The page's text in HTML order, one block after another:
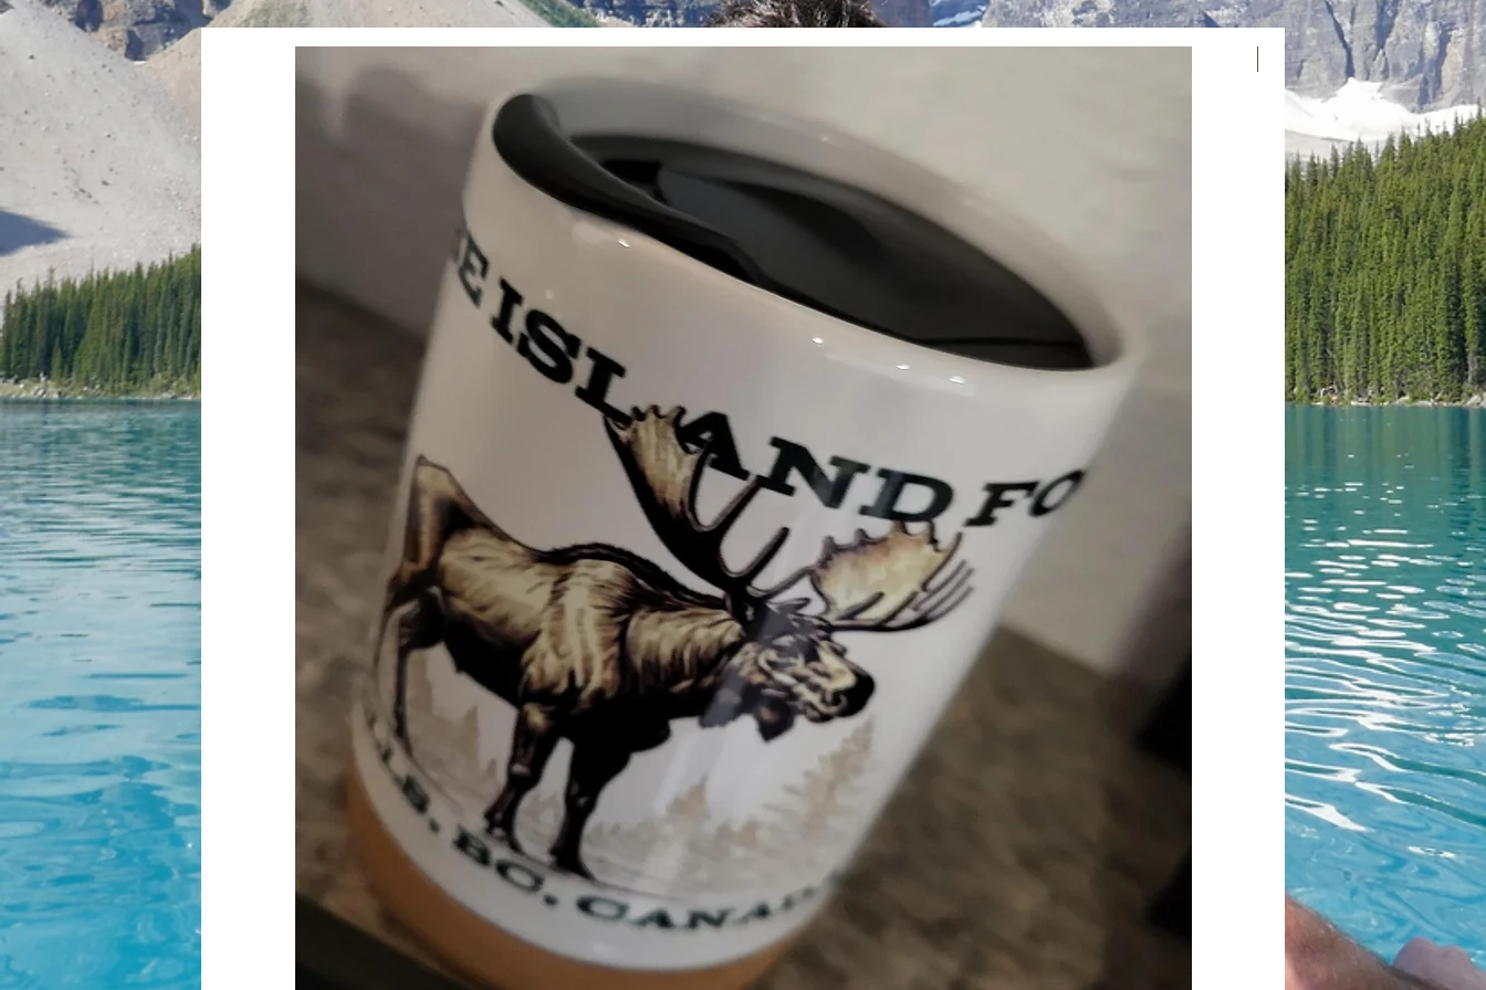
Så här startar du en retur: Maila oss på
mooseislandfoods@gmail.com eller ring oss på 250-991-
1020 för att initiera en retur eller ett byte. Vi förser dig med en
kontakta oss.
Ny ankomst